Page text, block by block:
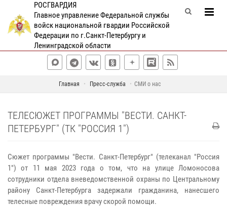
РОСГВАРДИЯ
Главное управление Федеральной службы
войск национальной гвардии Российской
Федерации по г.Санкт-Петербургу и
Ленинградской области
Главная Пресс-служба СМИ о нас
ТЕЛЕСЮЖЕТ ПРОГРАММЫ "ВЕСТИ. САНКТ-
ПЕТЕРБУРГ" (ТК "РОССИЯ 1")
Сюжет программы "Вести. Санкт-Петербург" (телеканал "Россия
1") от 11 мая 2023 года о том, что на улице Ломоносова
сотрудники отдела вневедомственной охраны по Центральному
району Санкт-Петербурга задержали гражданина, нанесшего
телесные повреждения врачу скорой помощи.